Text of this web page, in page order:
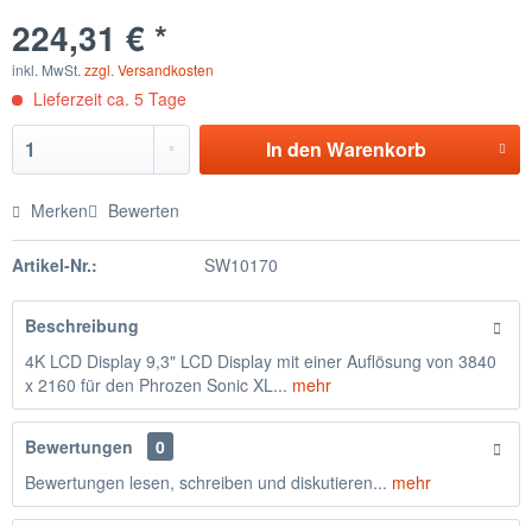
224,31 € *
inkl. MwSt. zzgl. Versandkosten
Lieferzeit ca. 5 Tage
In den Warenkorb
Merken Bewerten
Artikel-Nr.: SW10170
Beschreibung
4K LCD Display 9,3" LCD Display mit einer Auflösung von 3840
x 2160 für den Phrozen Sonic XL... mehr
Bewertungen
0
Bewertungen lesen, schreiben und diskutieren... mehr